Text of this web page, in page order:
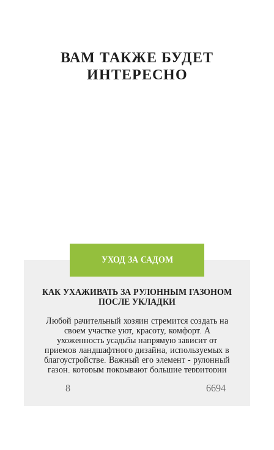
ВАМ ТАКЖЕ БУДЕТ
ИНТЕРЕСНО
УХОД ЗА САДОМ
КАК УХАЖИВАТЬ ЗА РУЛОННЫМ ГАЗОНОМ
ПОСЛЕ УКЛАДКИ
Любой рачительный хозяин стремится создать на
своем участке уют, красоту, комфорт. А
ухоженность усадьбы напрямую зависит от
приемов ландшафтного дизайна, используемых в
благоустройстве. Важный его элемент - рулонный
газон, которым покрывают большие территории
отдыха, зоны с неровным рельефом.
8 6694